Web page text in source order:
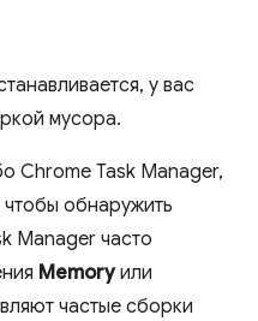
у вас
мусора.
Chrome Task Manager,
обнаружить
Manager часто
Memoryили
частые сборки